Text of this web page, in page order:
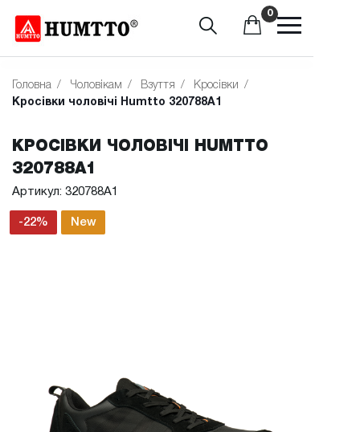
0
Головна / Чоловікам / Взуття / Кросівки
/
Кросівки чоловічі Humtto 320788A1
-22% New
КРОСІВКИ ЧОЛОВІЧІ HUMTTO
320788A1
Артикул: 320788A1